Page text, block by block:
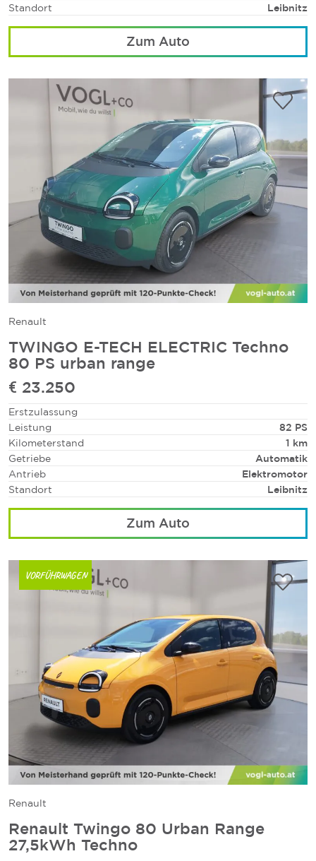
Standort
Leibnitz
Zum Auto
Renault
TWINGO E-TECH ELECTRIC Techno
80 PS urban range
€ 23.250
Erstzulassung
Leistung
82 PS
Kilometerstand
1 km
Getriebe
Automatik
Antrieb
Elektromotor
Standort
Leibnitz
Zum Auto
VORFÜHRWAGEN
Renault
Renault Twingo 80 Urban Range
27,5kWh Techno